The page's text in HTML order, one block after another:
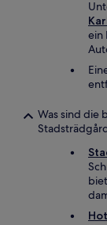
ein
Was sind die